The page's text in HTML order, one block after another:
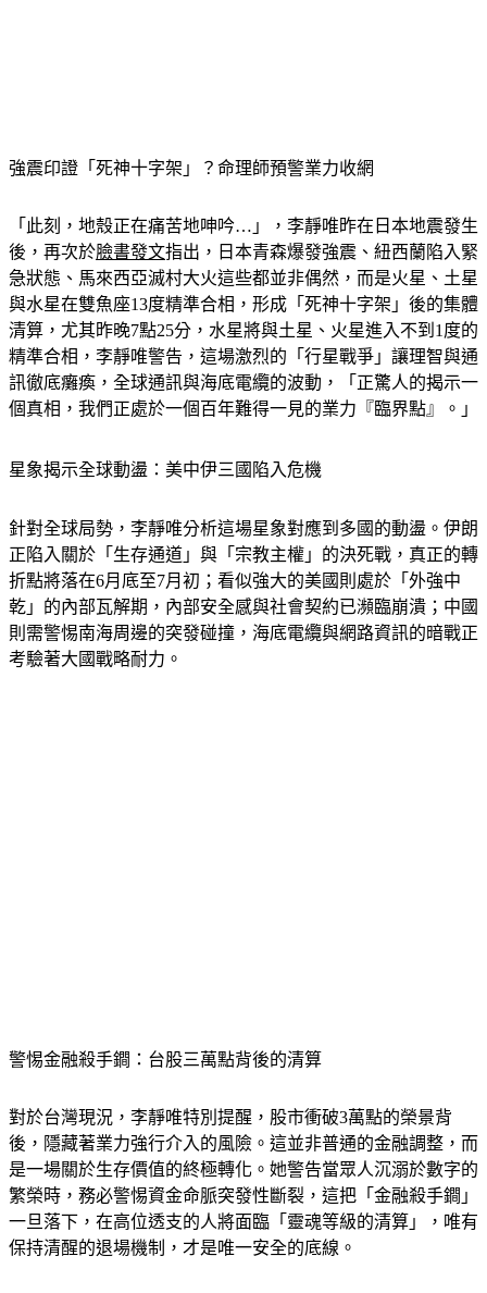
後，再次於臉書發文指出，日本青森爆發強震、紐西蘭陷入緊
急狀態、馬來西亞滅村大火這些都並非偶然，而是火星、土星
與水星在雙魚座13度精準合相，形成「死神十字架」後的集體
清算，尤其昨晚7點25分，水星將與土星、火星進入不到1度的
精準合相，李靜唯警告，這場激烈的「行星戰爭」讓理智與通
訊徹底癱瘓，全球通訊與海底電纜的波動，「正驚人的揭示一
個真相，我們正處於一個百年難得一見的業力『臨界點』。」
正陷入關於「生存通道」與「宗教主權」的決死戰，真正的轉
折點將落在6月底至7月初；看似強大的美國則處於「外強中
乾」的內部瓦解期，內部安全感與社會契約已瀕臨崩潰；中國
則需警惕南海周邊的突發碰撞，海底電纜與網路資訊的暗戰正
考驗著大國戰略耐力。
後，隱藏著業力強行介入的風險。這並非普通的金融調整，而
是一場關於生存價值的終極轉化。她警告當眾人沉溺於數字的
繁榮時，務必警惕資金命脈突發性斷裂，這把「金融殺手鐧」
一旦落下，在高位透支的人將面臨「靈魂等級的清算」，唯有
保持清醒的退場機制，才是唯一安全的底線。